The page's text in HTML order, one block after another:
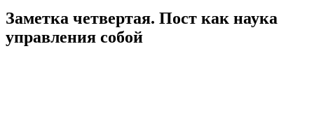
Заметка четвертая. Пост как наука
управления собой